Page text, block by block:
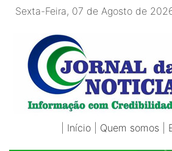
Sexta-Feira, 07 de Agosto de
Início Quem somos